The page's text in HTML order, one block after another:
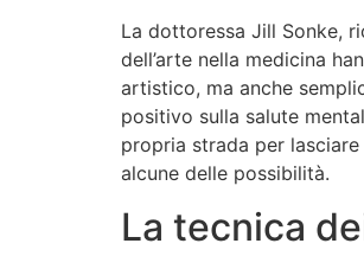
La dottoressa Jill Sonke,
dell’arte nella medicina
artistico, ma anche
positivo sulla salute
propria strada per
alcune delle possibilità.
La tecnica